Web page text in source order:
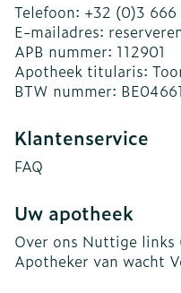
Telefoon: +32 (0)3
E-mailadres:
APB nummer: 112901
Apotheek titularis:
BTW nummer:
Klantenservice
FAQ
Uw apotheek
Over ons Nuttige links
Apotheker van wacht